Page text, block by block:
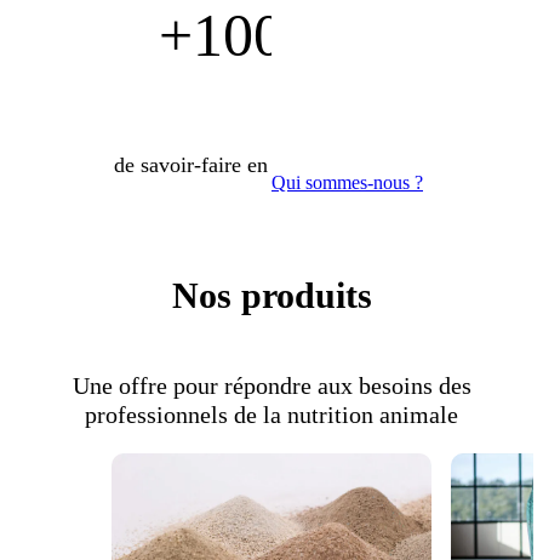
Qui sommes-nous ?
+100 ans
de savoir-faire en nutrition animale
Nos produits
Une offre pour répondre aux besoins des
professionnels de la nutrition animale